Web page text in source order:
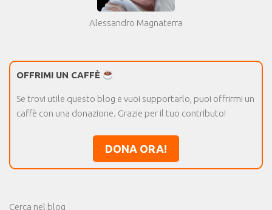
Alessandro Magnaterra
OFFRIMI UN CAFFÈ
Se trovi utile questo blog e vuoi supportarlo, puoi offrirmi un
caffè con una donazione. Grazie per il tuo contributo!
DONA ORA!
Cerca nel blog